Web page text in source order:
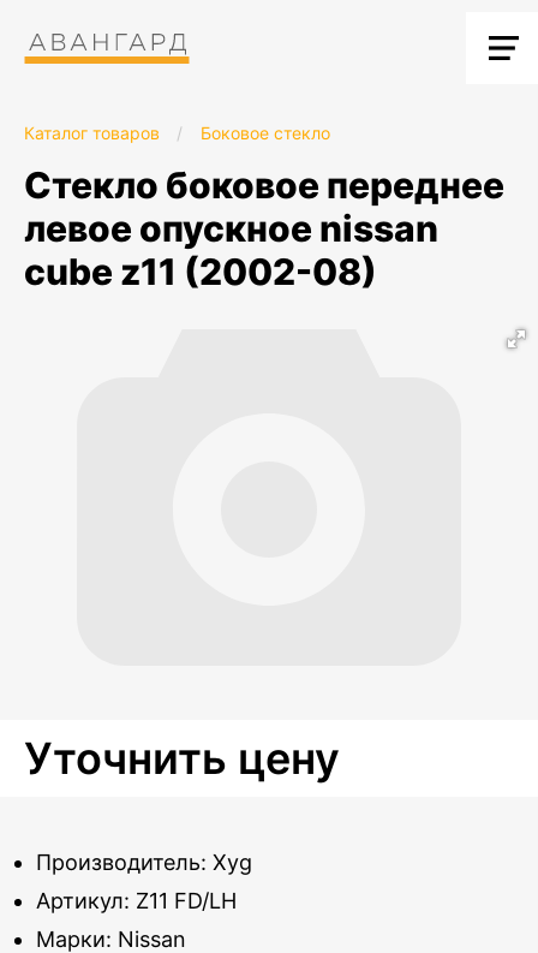
Каталог товаров / Боковое стекло
стекло боковое переднее
левое опускное nissan
cube z11 (2002-08)
Уточнить цену
Производитель: Xyg
Артикул: Z11 FD/LH
Марки: Nissan